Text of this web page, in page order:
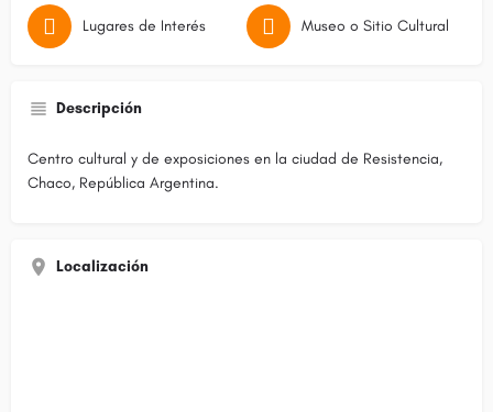
Lugares de Interés Museo o Sitio Cultural
Descripción
Centro cultural y de exposiciones en la ciudad de Resistencia,
Chaco, República Argentina.
Localización